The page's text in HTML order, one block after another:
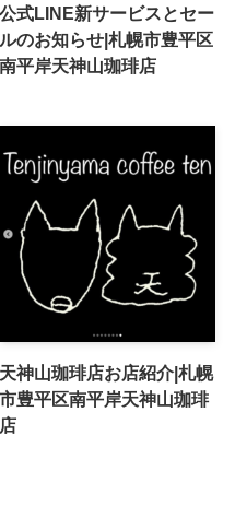
公式LINE新サービスとセー
ルのお知らせ|札幌市豊平区
南平岸天神山珈琲店
天神山珈琲店お店紹介|札幌
市豊平区南平岸天神山珈琲
店